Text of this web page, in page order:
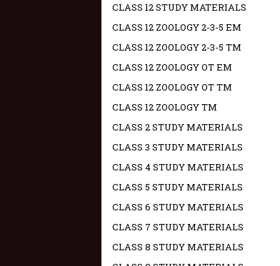
CLASS 12 STUDY MATERIALS
CLASS 12 ZOOLOGY 2-3-5 EM
CLASS 12 ZOOLOGY 2-3-5 TM
CLASS 12 ZOOLOGY OT EM
CLASS 12 ZOOLOGY OT TM
CLASS 12 ZOOLOGY TM
CLASS 2 STUDY MATERIALS
CLASS 3 STUDY MATERIALS
CLASS 4 STUDY MATERIALS
CLASS 5 STUDY MATERIALS
CLASS 6 STUDY MATERIALS
CLASS 7 STUDY MATERIALS
CLASS 8 STUDY MATERIALS